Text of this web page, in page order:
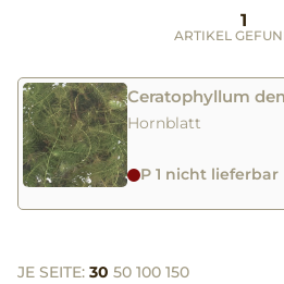
1
ARTIKEL
Ceratophyllum
Hornblatt
P 1 nicht lieferbar
JE SEITE: 30 50 100 150